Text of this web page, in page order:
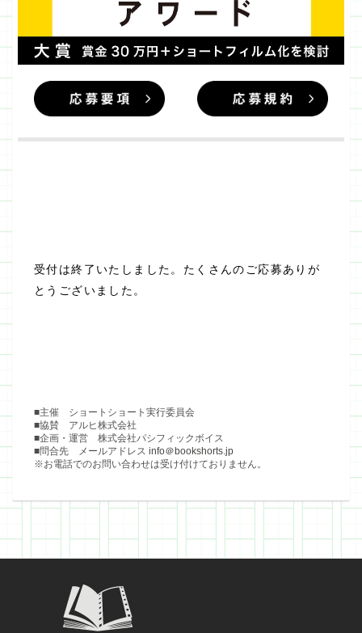
受付は終了いたしました。たくさんのご応募ありが
とうございました。
■主催 ショートショート実行委員会
■協賛 アルヒ株式会社
■企画・運営 株式会社パシフィックボイス
■問合先 メールアドレス info＠bookshorts.jp
※お電話でのお問い合わせは受け付けておりません。